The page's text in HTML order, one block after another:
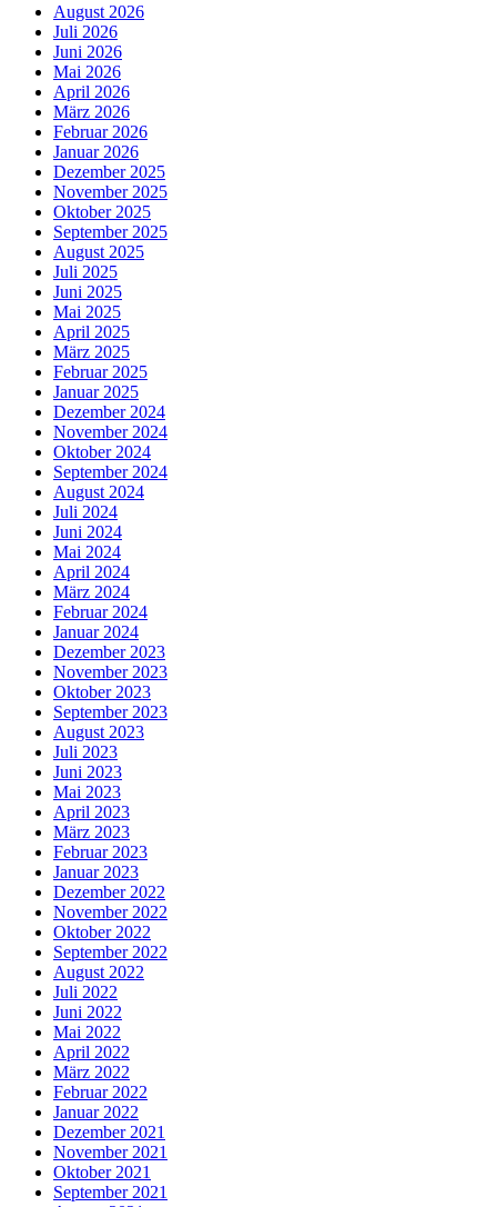
August 2026
Juli 2026
Juni 2026
Mai 2026
April 2026
März 2026
Februar 2026
Januar 2026
Dezember 2025
November 2025
Oktober 2025
September 2025
August 2025
Juli 2025
Juni 2025
Mai 2025
April 2025
März 2025
Februar 2025
Januar 2025
Dezember 2024
November 2024
Oktober 2024
September 2024
August 2024
Juli 2024
Juni 2024
Mai 2024
April 2024
März 2024
Februar 2024
Januar 2024
Dezember 2023
November 2023
Oktober 2023
September 2023
August 2023
Juli 2023
Juni 2023
Mai 2023
April 2023
März 2023
Februar 2023
Januar 2023
Dezember 2022
November 2022
Oktober 2022
September 2022
August 2022
Juli 2022
Juni 2022
Mai 2022
April 2022
März 2022
Februar 2022
Januar 2022
Dezember 2021
November 2021
Oktober 2021
September 2021